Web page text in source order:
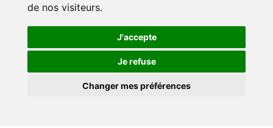
de nos visiteurs.
J'accepte
Je refuse
Changer mes préférences